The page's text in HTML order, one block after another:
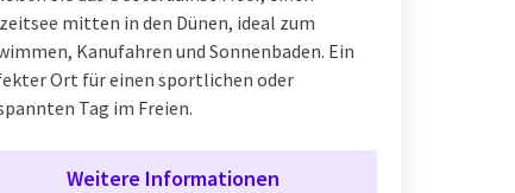
mitten in den Dünen, ideal zum
Kanufahren und Sonnenbaden. Ein
Ort für einen sportlichen oder
Tag im Freien.
Weitere Informationen